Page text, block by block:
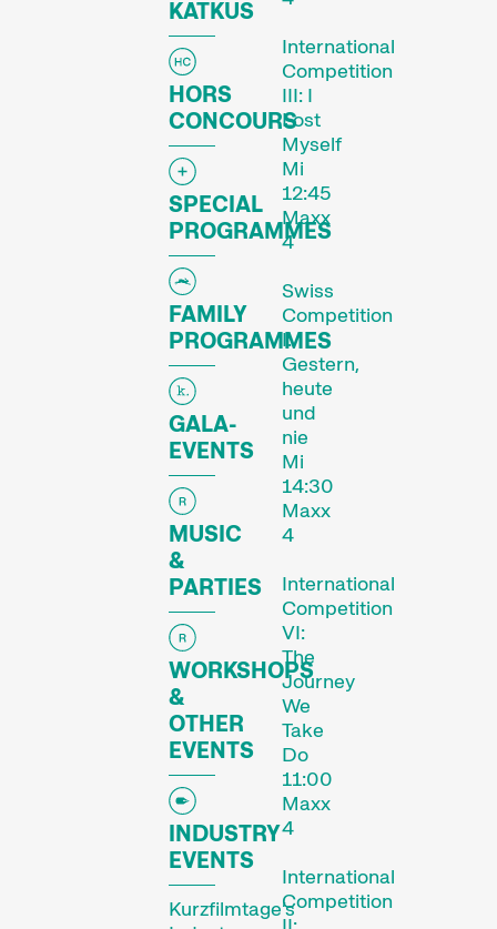
KATKUS
HORS
CONCOURS
SPECIAL
PROGRAMMES
FAMILY
PROGRAMMES
GALA-
EVENTS
MUSIC
&
PARTIES
WORKSHOPS
&
OTHER
EVENTS
INDUSTRY
EVENTS
Kurzfilmtage’s
International
Competition
III: I
Lost
Myself
Mi
12:45
Maxx
4
Swiss
Competition
I:
Gestern,
heute
und
nie
Mi
14:30
Maxx
4
International
Competition
VI:
The
Journey
We
Take
Do
11:00
Maxx
4
International
Competition
Le festival
Les Internationale
Kurzfilmtage Winterthur
représentent le plus
important festival de
courts métrages en
Suisse. Chaque mois de